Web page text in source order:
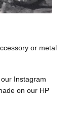
or metal
Instagram
on our HP